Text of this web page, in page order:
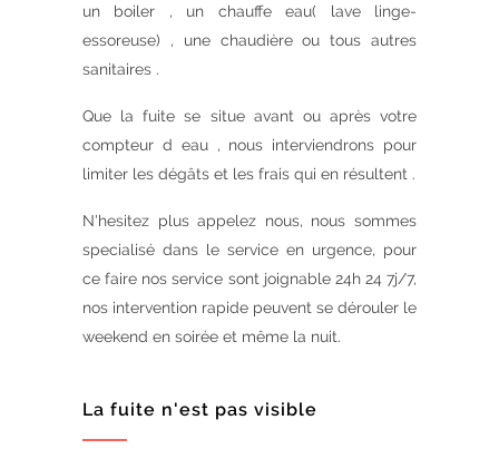
un boiler , un chauffe eau( lave linge-
essoreuse) , une chaudière ou tous autres
sanitaires .
Que la fuite se situe avant ou après votre
compteur d eau , nous interviendrons pour
limiter les dégâts et les frais qui en résultent .
N'hesitez plus appelez nous, nous sommes
specialisé dans le service en urgence, pour
ce faire nos service sont joignable 24h 24 7j/7,
nos intervention rapide peuvent se dérouler le
weekend en soirée et même la nuit.
La fuite n'est pas visible